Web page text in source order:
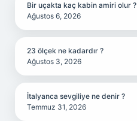
Bir uçakta kaç kabin amiri olur ?
Ağustos 6, 2026
23 ölçek ne kadardır ?
Ağustos 3, 2026
İtalyanca sevgiliye ne denir ?
Temmuz 31, 2026